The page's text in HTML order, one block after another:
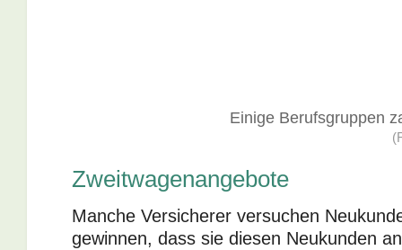
Einige Berufsgruppen
Zweitwagenangebote
Manche Versicherer versuchen
gewinnen, dass sie diesen Neukunden